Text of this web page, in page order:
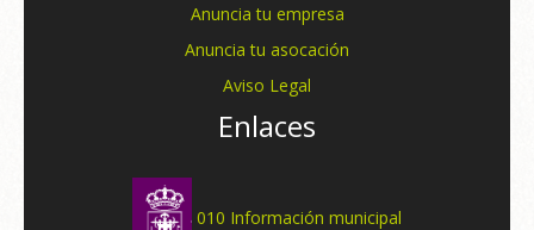
Anuncia tu empresa
Anuncia tu asocación
Aviso Legal
Enlaces
010 Información municipal